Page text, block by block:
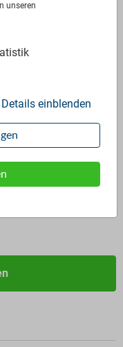
unseren
Details einblenden